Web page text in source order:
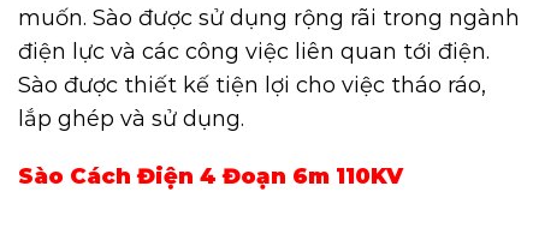
muốn. Sào được sử dụng rộng rãi trong ngành
điện lực và các công việc liên quan tới điện.
Sào được thiết kế tiện lợi cho việc tháo ráo,
lắp ghép và sử dụng.
Sào Cách Điện 4 Đoạn 6m 110KV